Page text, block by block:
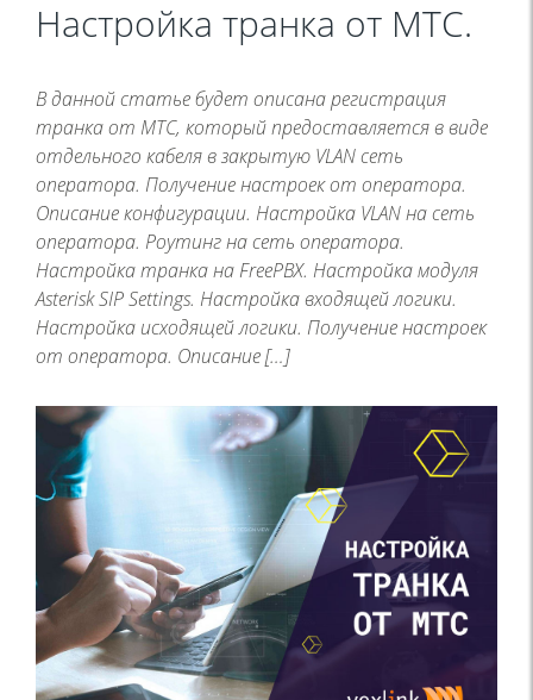
Настройка транка от МТС.
В данной статье будет описана регистрация
транка от МТС, который предоставляется в виде
отдельного кабеля в закрытую VLAN сеть
оператора. Получение настроек от оператора.
Описание конфигурации. Настройка VLAN на сеть
оператора. Роутинг на сеть оператора.
Настройка транка на FreePBX. Настройка модуля
Asterisk SIP Settings. Настройка входящей логики.
Настройка исходящей логики. Получение настроек
от оператора. Описание […]